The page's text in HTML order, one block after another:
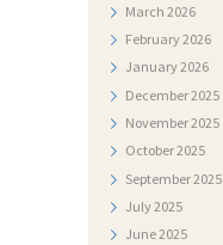
March 2026
February2026
January2026
December2025
November2025
October2025
September2025
July2025
June2025